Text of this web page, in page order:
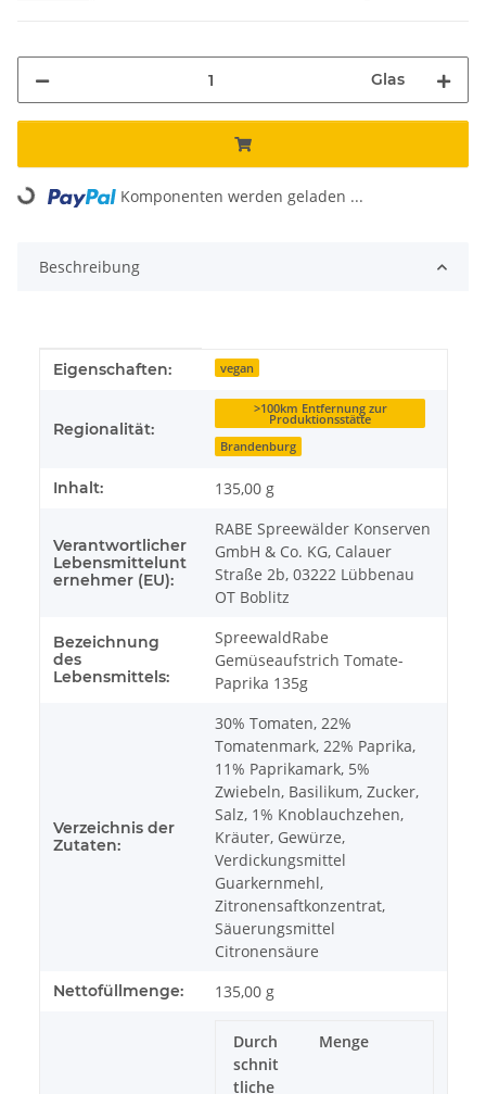
Glas
Loading... Komponenten werden geladen ...
Beschreibung
Produkteigenschaft
Wert
Eigenschaften: vegan
Regionalität:
>100km Entfernung zur
Produktionsstätte
Brandenburg
Inhalt: 135,00 g
Verantwortlicher
Lebensmittelunt
ernehmer (EU):
RABE Spreewälder Konserven
GmbH & Co. KG, Calauer
Straße 2b, 03222 Lübbenau
OT Boblitz
Bezeichnung
des
Lebensmittels:
SpreewaldRabe
Gemüseaufstrich Tomate-
Paprika 135g
Verzeichnis der
Zutaten:
30% Tomaten, 22%
Tomatenmark, 22% Paprika,
11% Paprikamark, 5%
Zwiebeln, Basilikum, Zucker,
Salz, 1% Knoblauchzehen,
Kräuter, Gewürze,
Verdickungsmittel
Guarkernmehl,
Zitronensaftkonzentrat,
Säuerungsmittel
Citronensäure
Nettofüllmenge: 135,00 g
Durch
schnit
tliche
Menge